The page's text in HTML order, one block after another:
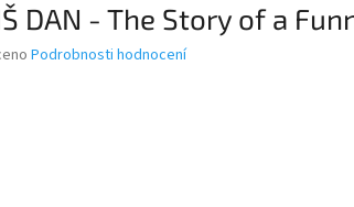
DAN - The Story of a
Podrobnosti hodnocení